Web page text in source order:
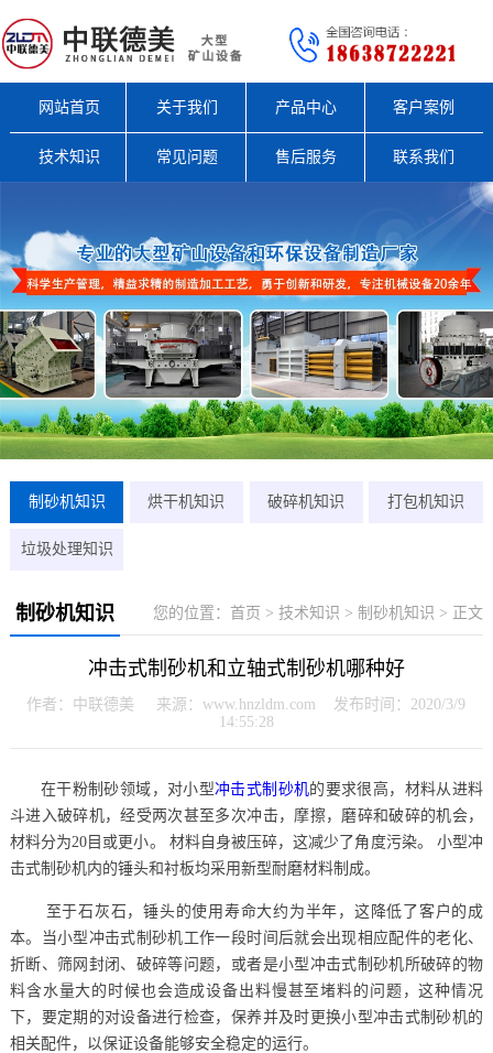
网站首页 关于我们 产品中心 客户案例
技术知识 常见问题 售后服务 联系我们
制砂机知识 烘干机知识 破碎机知识 打包机知识
垃圾处理知识
您的位置： 首页 >技术知识 >制砂机知识 > 正文
制砂机知识
冲击式制砂机和立轴式制砂机哪种好
作者：中联德美 来源：www.hnzldm.com 发布时间：2020/3/9
14:55:28
在干粉制砂领域，对小型冲击式制砂机的要求很高，材料从进料
斗进入破碎机，经受两次甚至多次冲击，摩擦，磨碎和破碎的机会，
材料分为20目或更小。 材料自身被压碎，这减少了角度污染。 小型冲
击式制砂机内的锤头和衬板均采用新型耐磨材料制成。
至于石灰石，锤头的使用寿命大约为半年，这降低了客户的成
本。当小型冲击式制砂机工作一段时间后就会出现相应配件的老化、
折断、筛网封闭、破碎等问题，或者是小型冲击式制砂机所破碎的物
料含水量大的时候也会造成设备出料慢甚至堵料的问题，这种情况
下，要定期的对设备进行检查，保养并及时更换小型冲击式制砂机的
相关配件，以保证设备能够安全稳定的运行。